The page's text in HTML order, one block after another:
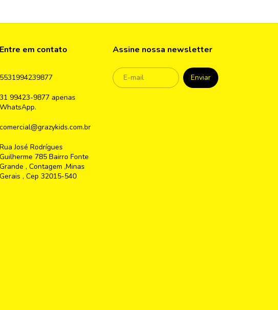
Entre em contato
5531994239877
31 99423-9877 apenas
WhatsApp.
comercial@grazykids.com.br
Rua José Rodrígues
Guilherme 785 Bairro Fonte
Grande , Contagem ,Minas
Gerais , Cep 32015-540
Assine nossa newsletter